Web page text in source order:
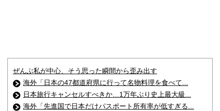
ぜんぶ私が中心、そう思った瞬間から歪み出す
海外「日本の47都道府県に行って名物料理を食べて...
日本旅行キャンセルすべきか…1万年ぶり史上最大級...
海外「先進国で日本だけパスポート所有率が低すぎる...